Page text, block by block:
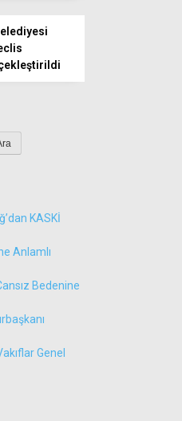
KASKİ
Anlamlı
Bedenine
Genel